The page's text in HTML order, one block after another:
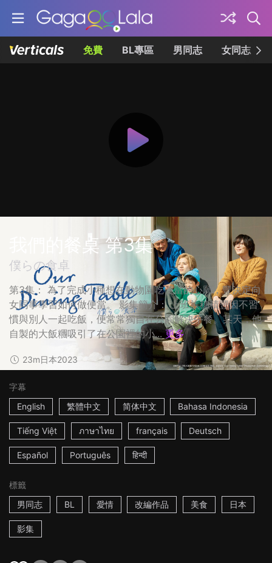
免費 BL專區 男同志 女同志
我們的餐桌 第3集
僕らの食卓
第3集： 為了完成小種想在動物園吃便當的心願，豐決定向
女同事學習如何做便當。 影集簡介： 上班族穗積豐因不習
慣與別人一起吃飯，便常常獨自在公園解決午餐。某天，他
自製的大飯糰吸引了在公園裡的小... 更多
23m日本2023
字幕
English
繁體中文 简体中文 Bahasa Indonesia
Tiếng Việt ภาษาไทย français Deutsch
Español Português हिन्दी
標籤
男同志
BL 愛情 改編作品 美食 日本
影集